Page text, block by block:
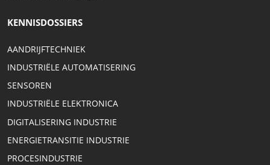
KENNISDOSSIERS
AANDRIJFTECHNIEK
INDUSTRIËLE AUTOMATISERING
SENSOREN
INDUSTRIËLE ELEKTRONICA
DIGITALISERING INDUSTRIE
ENERGIETRANSITIE INDUSTRIE
PROCESINDUSTRIE